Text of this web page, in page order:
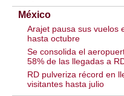
México
Arajet pausa sus vuelos
hasta octubre
Se consolida el
58% de las llegadas a
RD pulveriza récord en
visitantes hasta julio